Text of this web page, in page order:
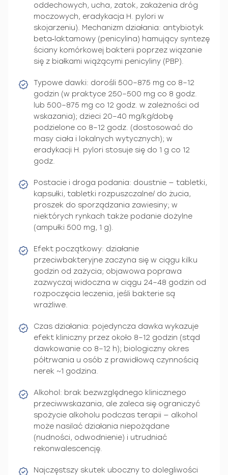
oddechowych, ucha, zatok, zakażenia dróg
moczowych, eradykacja H. pylori w
skojarzeniu). Mechanizm działania: antybiotyk
beta‑laktamowy (penicylina) hamujący syntezę
ściany komórkowej bakterii poprzez wiązanie
się z białkami wiążącymi penicyliny (PBP).
Typowe dawki: dorośli 500–875 mg co 8–12
godzin (w praktyce 250–500 mg co 8 godz.
lub 500–875 mg co 12 godz. w zależności od
wskazania); dzieci 20–40 mg/kg/dobę
podzielone co 8–12 godz. (dostosować do
masy ciała i lokalnych wytycznych); w
eradykacji H. pylori stosuje się do 1 g co 12
godz.
Postacie i droga podania: doustnie — tabletki,
kapsułki, tabletki rozpuszczalne/ do żucia,
proszek do sporządzania zawiesiny; w
niektórych rynkach także podanie dożylne
(ampułki 500 mg, 1 g).
Efekt początkowy: działanie
przeciwbakteryjne zaczyna się w ciągu kilku
godzin od zażycia; objawowa poprawa
zazwyczaj widoczna w ciągu 24–48 godzin od
rozpoczęcia leczenia, jeśli bakterie są
wrażliwe.
Czas działania: pojedyncza dawka wykazuje
efekt kliniczny przez około 8–12 godzin (stąd
dawkowanie co 8–12 h); biologiczny okres
półtrwania u osób z prawidłową czynnością
nerek ~1 godzina.
Alkohol: brak bezwzględnego klinicznego
przeciwwskazania, ale zaleca się ograniczyć
spożycie alkoholu podczas terapii — alkohol
może nasilać działania niepożądane
(nudności, odwodnienie) i utrudniać
rekonwalescencję.
Najczęstszy skutek uboczny to dolegliwości